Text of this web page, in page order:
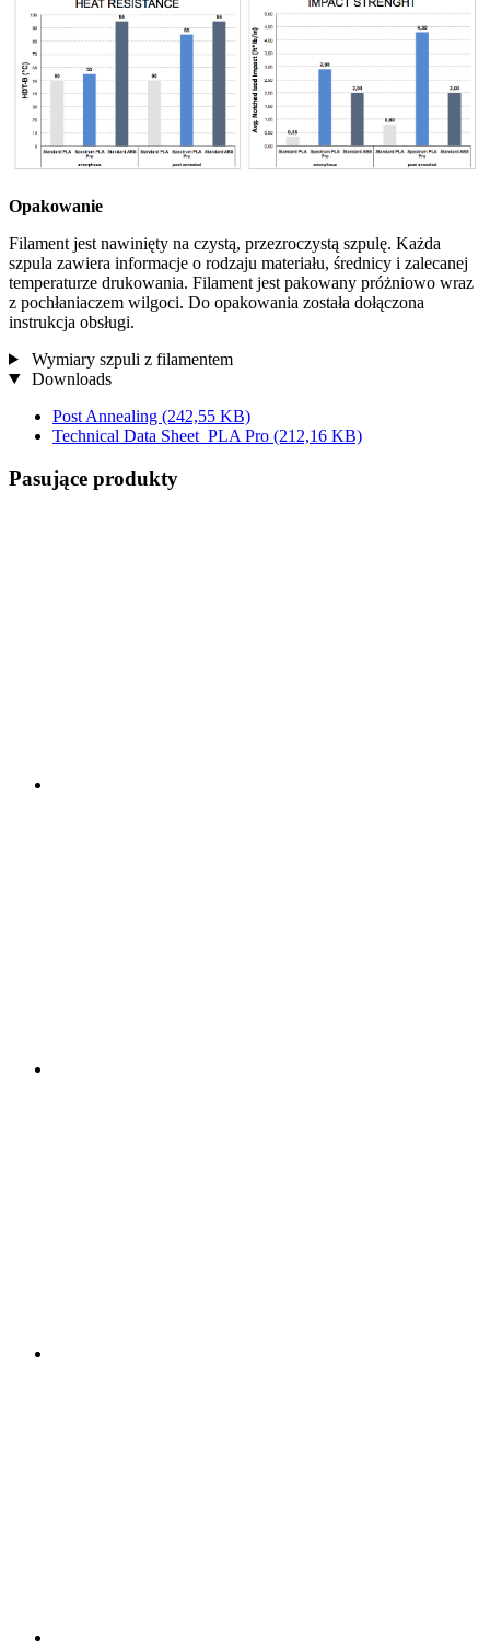
Opakowanie
Filament jest nawinięty na czystą, przezroczystą szpulę. Każda
szpula zawiera informacje o rodzaju materiału, średnicy i zalecanej
temperaturze drukowania. Filament jest pakowany próżniowo wraz
z pochłaniaczem wilgoci. Do opakowania została dołączona
instrukcja obsługi.
Wymiary szpuli z filamentem
Downloads
Post Annealing (242,55 KB)
Technical Data Sheet_PLA Pro (212,16 KB)
Pasujące produkty